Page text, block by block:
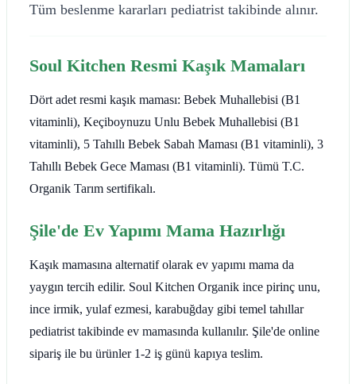
Tüm beslenme kararları pediatrist takibinde alınır.
Soul Kitchen Resmi Kaşık Mamaları
Dört adet resmi kaşık maması: Bebek Muhallebisi (B1
vitaminli), Keçiboynuzu Unlu Bebek Muhallebisi (B1
vitaminli), 5 Tahıllı Bebek Sabah Maması (B1 vitaminli), 3
Tahıllı Bebek Gece Maması (B1 vitaminli). Tümü T.C.
Organik Tarım sertifikalı.
Şile'de Ev Yapımı Mama Hazırlığı
Kaşık mamasına alternatif olarak ev yapımı mama da
yaygın tercih edilir. Soul Kitchen Organik ince pirinç unu,
ince irmik, yulaf ezmesi, karabuğday gibi temel tahıllar
pediatrist takibinde ev mamasında kullanılır. Şile'de online
sipariş ile bu ürünler 1-2 iş günü kapıya teslim.